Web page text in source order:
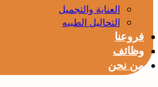
العناية والتجميل
التحاليل الطبيه
فروعنا
وظائف
من نحن